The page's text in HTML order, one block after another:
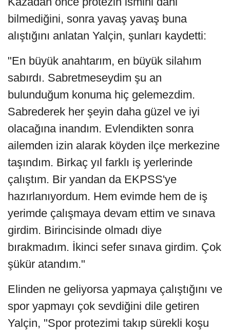
bilmediğini, sonra yavaş yavaş buna
alıştığını anlatan Yalçin, şunları kaydetti:
"En büyük anahtarım, en büyük silahım
sabırdı. Sabretmeseydim şu an
bulunduğum konuma hiç gelemezdim.
Sabrederek her şeyin daha güzel ve iyi
olacağına inandım. Evlendikten sonra
ailemden izin alarak köyden ilçe merkezine
taşındım. Birkaç yıl farklı iş yerlerinde
çalıştım. Bir yandan da EKPSS'ye
hazırlanıyordum. Hem evimde hem de iş
yerimde çalışmaya devam ettim ve sınava
girdim. Birincisinde olmadı diye
bırakmadım. İkinci sefer sınava girdim. Çok
şükür atandım."
Elinden ne geliyorsa yapmaya çalıştığını ve
spor yapmayı çok sevdiğini dile getiren
Yalçin, "Spor protezimi takıp sürekli koşu